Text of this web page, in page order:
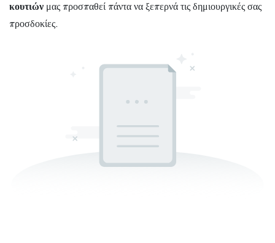
κουτιών μας προσπαθεί πάντα να ξεπερνά τις δημιουργικές σας
προσδοκίες.